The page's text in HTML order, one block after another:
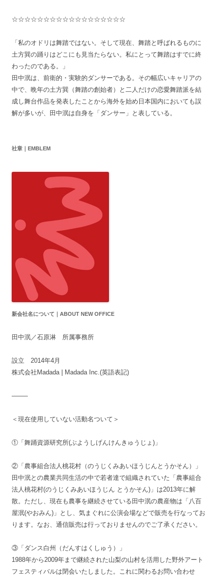
☆☆☆☆☆☆☆☆☆☆☆☆☆☆☆☆☆☆
「私のオドリは舞踏ではない。そして現在、舞踏と呼ばれるものに
土方巽の踊りはどこにも見当たらない。私にとって舞踏はすでに終
わったのである。」
田中泯は、前衛的・実験的ダンサーである。その幅広いキャリアの
中で、晩年の土方巽（舞踏の創始者）と二人だけの恋愛舞踏派を結
成し舞台作品を発表したことから海外を始め日本国内においても誤
解が多いが、田中泯は自身を「ダンサー」と表している。
社章｜EMBLEM
新会社名について｜ABOUT NEW OFFICE
田中泯／石原淋 所属事務所
設立 2014年4月
株式会社Madada | Madada Inc.(英語表記)
——–
＜現在使用していない活動名ついて＞
①「舞踊資源研究所(ぶようしげんけんきゅうじょ)」
②「農事組合法人桃花村（のうじくみあいほうじんとうかそん）」
田中泯との農業共同生活の中で若者達で組織されていた「農事組合
法人桃花村(のうじくみあいほうじん とうかそん)」は2013年に解
散。ただし、現在も農事を継続させている田中泯の農産物は「八百
屋泯(やおみん)」とし、気まぐれに公演会場などで販売を行なってお
ります。なお、通信販売は行っておりませんのでご了承ください。
③「ダンス白州（だんすはくしゅう）」
1988年から2009年まで継続された山梨の山村を活用した野外アート
フェスティバルは閉会いたしました。これに関わるお問い合わせ